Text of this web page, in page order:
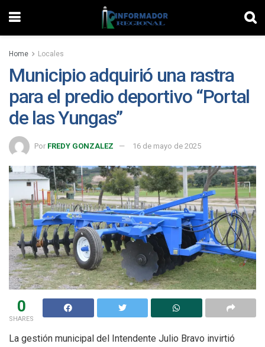
Home Locales
Municipio adquirió una rastra
para el predio deportivo “Portal
de las Yungas”
Por FREDY GONZALEZ 16 de mayo de 2025
0
SHARES
La gestión municipal del Intendente Julio Bravo invirtió